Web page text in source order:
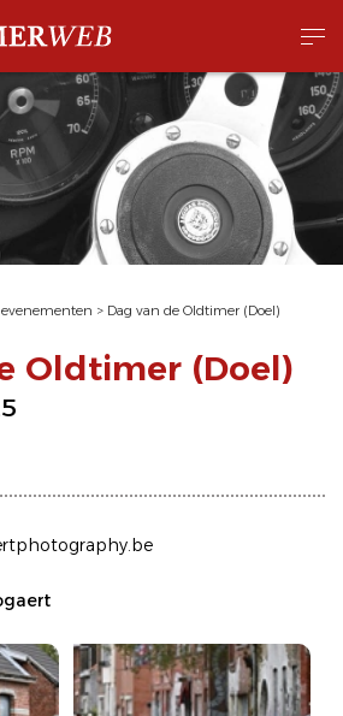
> Dag van de Oldtimer (Doel)
Oldtimer (Doel)